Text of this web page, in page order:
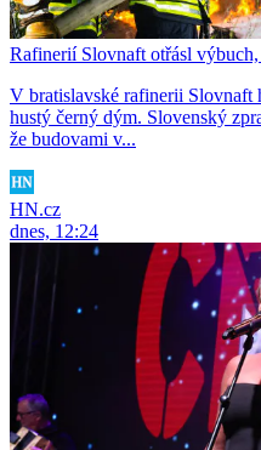
Rafinerií Slovnaft otřásl
V bratislavské rafinerii Slovnaft
hustý černý dým. Slovenský
že budovami v...
HN.cz
dnes, 12:24